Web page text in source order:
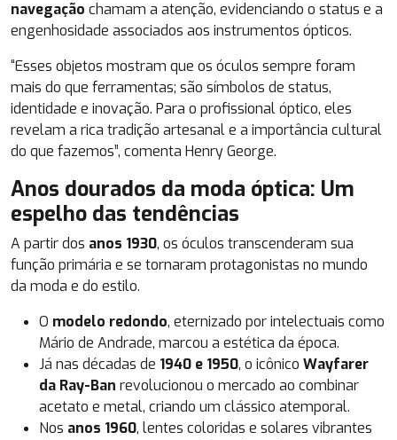
navegação chamam a atenção, evidenciando o status e a
engenhosidade associados aos instrumentos ópticos.
“Esses objetos mostram que os óculos sempre foram
mais do que ferramentas; são símbolos de status,
identidade e inovação. Para o profissional óptico, eles
revelam a rica tradição artesanal e a importância cultural
do que fazemos”, comenta Henry George.
Anos dourados da moda óptica: Um
espelho das tendências
A partir dos anos 1930, os óculos transcenderam sua
função primária e se tornaram protagonistas no mundo
da moda e do estilo.
O modelo redondo, eternizado por intelectuais como
Mário de Andrade, marcou a estética da época.
Já nas décadas de 1940 e 1950, o icônico Wayfarer
da Ray-Ban revolucionou o mercado ao combinar
acetato e metal, criando um clássico atemporal.
Nos anos 1960, lentes coloridas e solares vibrantes